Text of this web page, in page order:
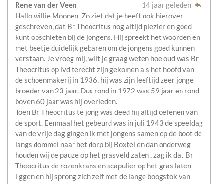
Rene van der Veen
14 jaar geleden
Hallo willie Moonen. Zo ziet dat je heeft ook hierover
geschreven, dat Br Theocritus nog altijd plezier en goed
kunt opschieten bij de jongens. Hij spreekt het woorden en
met beetje duidelijk gebaren om de jongens goed kunnen
verstaan. Je vroeg mij, wilt je graag weten hoe oud was Br
Theocritus op ivd terecht zijn gekomen als het hoofd van
de schoenmakerij in 1936. hij was zijn leeftijd zeer jonge
broeder van 23 jaar. Dus rond in 1972 was 59 jaar en rond
boven 60 jaar was hij overleden.
Toen Br Theocritus te jong was deed hij altijd oefenen van
de sport. Eenmaal het gebeurd was in juli 1943 de speeldag
van de vrije dag gingen ik met jongens samen op de boot de
langs dommel naar het dorp bij Boxtel en dan onderweg
houden wij de pauze op het grasveld zaten , zag ik dat Br
Theocritus de rozenkrans en scapulier op het gras laten
liggen en hij sprong zich zelf met de lange boogstok van